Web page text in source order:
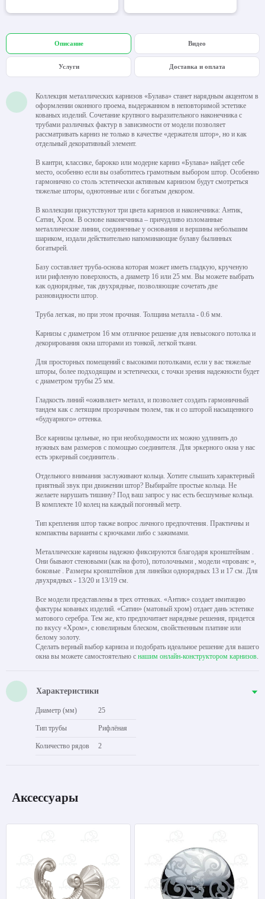
Описание Видео
Услуги Доставка и оплата
Коллекция металлических карнизов «Булава» станет нарядным акцентом в
оформлении оконного проема, выдержанном в неповторимой эстетике
кованых изделий. Сочетание крупного выразительного наконечника с
трубами различных фактур в зависимости от модели позволяет
рассматривать карниз не только в качестве «держателя штор», но и как
отдельный декоративный элемент.
В кантри, классике, барокко или модерне карниз «Булава» найдет себе
место, особенно если вы озаботитесь грамотным выбором штор. Особенно
гармонично со столь эстетически активным карнизом будут смотреться
тяжелые шторы, однотонные или с богатым декором.
В коллекции присутствуют три цвета карнизов и наконечника: Антик,
Сатин, Хром. В основе наконечника – причудливо изломанные
металлические линии, соединенные у основания и вершины небольшим
шариком, издали действительно напоминающие булаву былинных
богатырей.
Базу составляет труба-основа которая может иметь гладкую, крученую
или рифленую поверхность, а диаметр 16 или 25 мм. Вы можете выбрать
как однорядные, так двухрядные, позволяющие сочетать две
разновидности штор.
Труба легкая, но при этом прочная. Толщина металла - 0.6 мм.
Карнизы с диаметром 16 мм отличное решение для невысокого потолка и
декорирования окна шторами из тонкой, легкой ткани.
Для просторных помещений с высокими потолками, если у вас тяжелые
шторы, более подходящим и эстетически, с точки зрения надежности будет
с диаметром трубы 25 мм.
Гладкость линий «оживляет» металл, и позволяет создать гармоничный
тандем как с летящим прозрачным тюлем, так и со шторой насыщенного
«будуарного» оттенка.
Все карнизы цельные, но при необходимости их можно удлинить до
нужных вам размеров с помощью соединителя. Для эркерного окна у нас
есть эркерный соединитель .
Отдельного внимания заслуживают кольца. Хотите слышать характерный
приятный звук при движении штор? Выбирайте простые кольца. Не
желаете нарушать тишину? Под ваш запрос у нас есть бесшумные кольца.
В комплекте 10 колец на каждый погонный метр.
Тип крепления штор также вопрос личного предпочтения. Практичны и
компактны варианты с крючками либо с зажимами.
Металлические карнизы надежно фиксируются благодаря кронштейнам .
Они бывают стеновыми (как на фото), потолочными , модели «прованс »,
боковые . Размеры кронштейнов для линейки однорядных 13 и 17 см. Для
двухрядных - 13/20 и 13/19 см.
Все модели представлены в трех оттенках. «Антик» создает имитацию
фактуры кованых изделий. «Сатин» (матовый хром) отдает дань эстетике
матового серебра. Тем же, кто предпочитает нарядные решения, придется
по вкусу «Хром», с ювелирным блеском, свойственным платине или
белому золоту.
Сделать верный выбор карниза и подобрать идеальное решение для вашего
окна вы можете самостоятельно с нашим онлайн-конструктором карнизов.
Характеристики
Диаметр (мм) 25
Тип трубы Рифлёная
Количество рядов 2
Аксессуары